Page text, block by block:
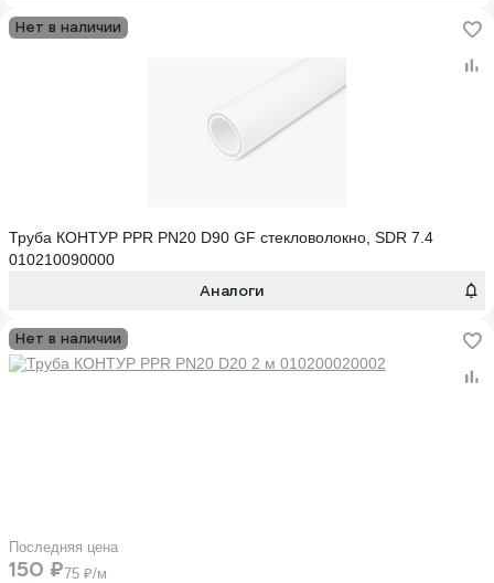
Нет в наличии
Труба КОНТУР PPR PN20 D90 GF стекловолокно, SDR 7.4
010210090000
Аналоги
Нет в наличии
Последняя цена
150 ₽75 ₽/м